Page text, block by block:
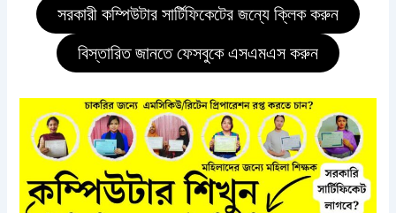
সরকারী কম্পিউটার সার্টিফিকেটের জন্যে ক্লিক করুন
বিস্তারিত জানতে ফেসবুকে এসএমএস করুন